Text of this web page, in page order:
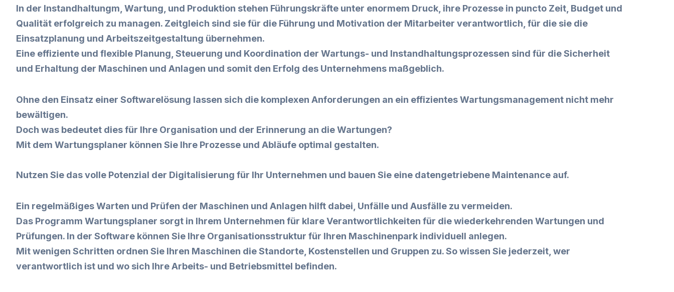
In der Instandhaltungm, Wartung, und Produktion stehen Führungskräfte unter enormem Druck, ihre Prozesse in puncto Zeit, Budget und
Qualität erfolgreich zu managen. Zeitgleich sind sie für die Führung und Motivation der Mitarbeiter verantwortlich, für die sie die
Einsatzplanung und Arbeitszeitgestaltung übernehmen.
Eine effiziente und flexible Planung, Steuerung und Koordination der Wartungs- und Instandhaltungsprozessen sind für die Sicherheit
und Erhaltung der Maschinen und Anlagen und somit den Erfolg des Unternehmens maßgeblich.
Ohne den Einsatz einer Softwarelösung lassen sich die komplexen Anforderungen an ein effizientes Wartungsmanagement nicht mehr
bewältigen.
Doch was bedeutet dies für Ihre Organisation und der Erinnerung an die Wartungen?
Mit dem Wartungsplaner können Sie Ihre Prozesse und Abläufe optimal gestalten.
Nutzen Sie das volle Potenzial der Digitalisierung für Ihr Unternehmen und bauen Sie eine datengetriebene Maintenance auf.
Ein regelmäßiges Warten und Prüfen der Maschinen und Anlagen hilft dabei, Unfälle und Ausfälle zu vermeiden.
Das Programm Wartungsplaner sorgt in Ihrem Unternehmen für klare Verantwortlichkeiten für die wiederkehrenden Wartungen und
Prüfungen. In der Software können Sie Ihre Organisationsstruktur für Ihren Maschinenpark individuell anlegen.
Mit wenigen Schritten ordnen Sie Ihren Maschinen die Standorte, Kostenstellen und Gruppen zu. So wissen Sie jederzeit, wer
verantwortlich ist und wo sich Ihre Arbeits- und Betriebsmittel befinden.